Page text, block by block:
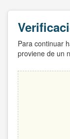
Para continuar
proviene de un